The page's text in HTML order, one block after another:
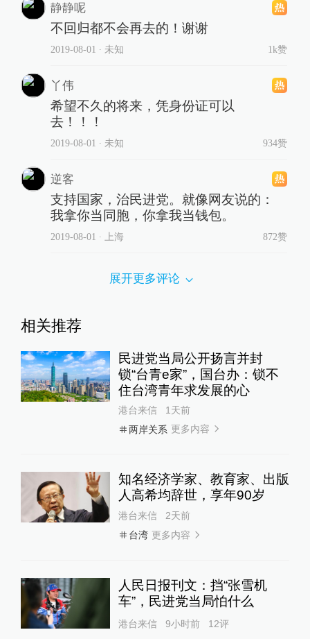
静静呢
不回归都不会再去的！谢谢
2019-08-01 ∙ 未知 1k赞
丫伟
希望不久的将来，凭身份证可以
去！！！
2019-08-01 ∙ 未知 934赞
逆客
支持国家，治民进党。就像网友说的：
我拿你当同胞，你拿我当钱包。
2019-08-01 ∙ 上海 872赞
展开更多评论
相关推荐
民进党当局公开扬言并封
锁“台青e家”，国台办：锁不
住台湾青年求发展的心
港台来信
1天前
两岸关系 更多内容
知名经济学家、教育家、出版
人高希均辞世，享年90岁
港台来信
2天前
台湾 更多内容
人民日报刊文：挡“张雪机
车”，民进党当局怕什么
港台来信 9小时前 12评